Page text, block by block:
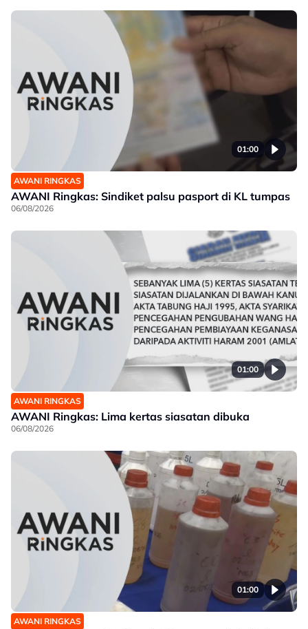
01:00
AWANI RINGKAS
AWANI Ringkas: Sindiket palsu pasport di KL tumpas
06/08/2026
01:00
AWANI RINGKAS
AWANI Ringkas: Lima kertas siasatan dibuka
06/08/2026
01:00
AWANI RINGKAS